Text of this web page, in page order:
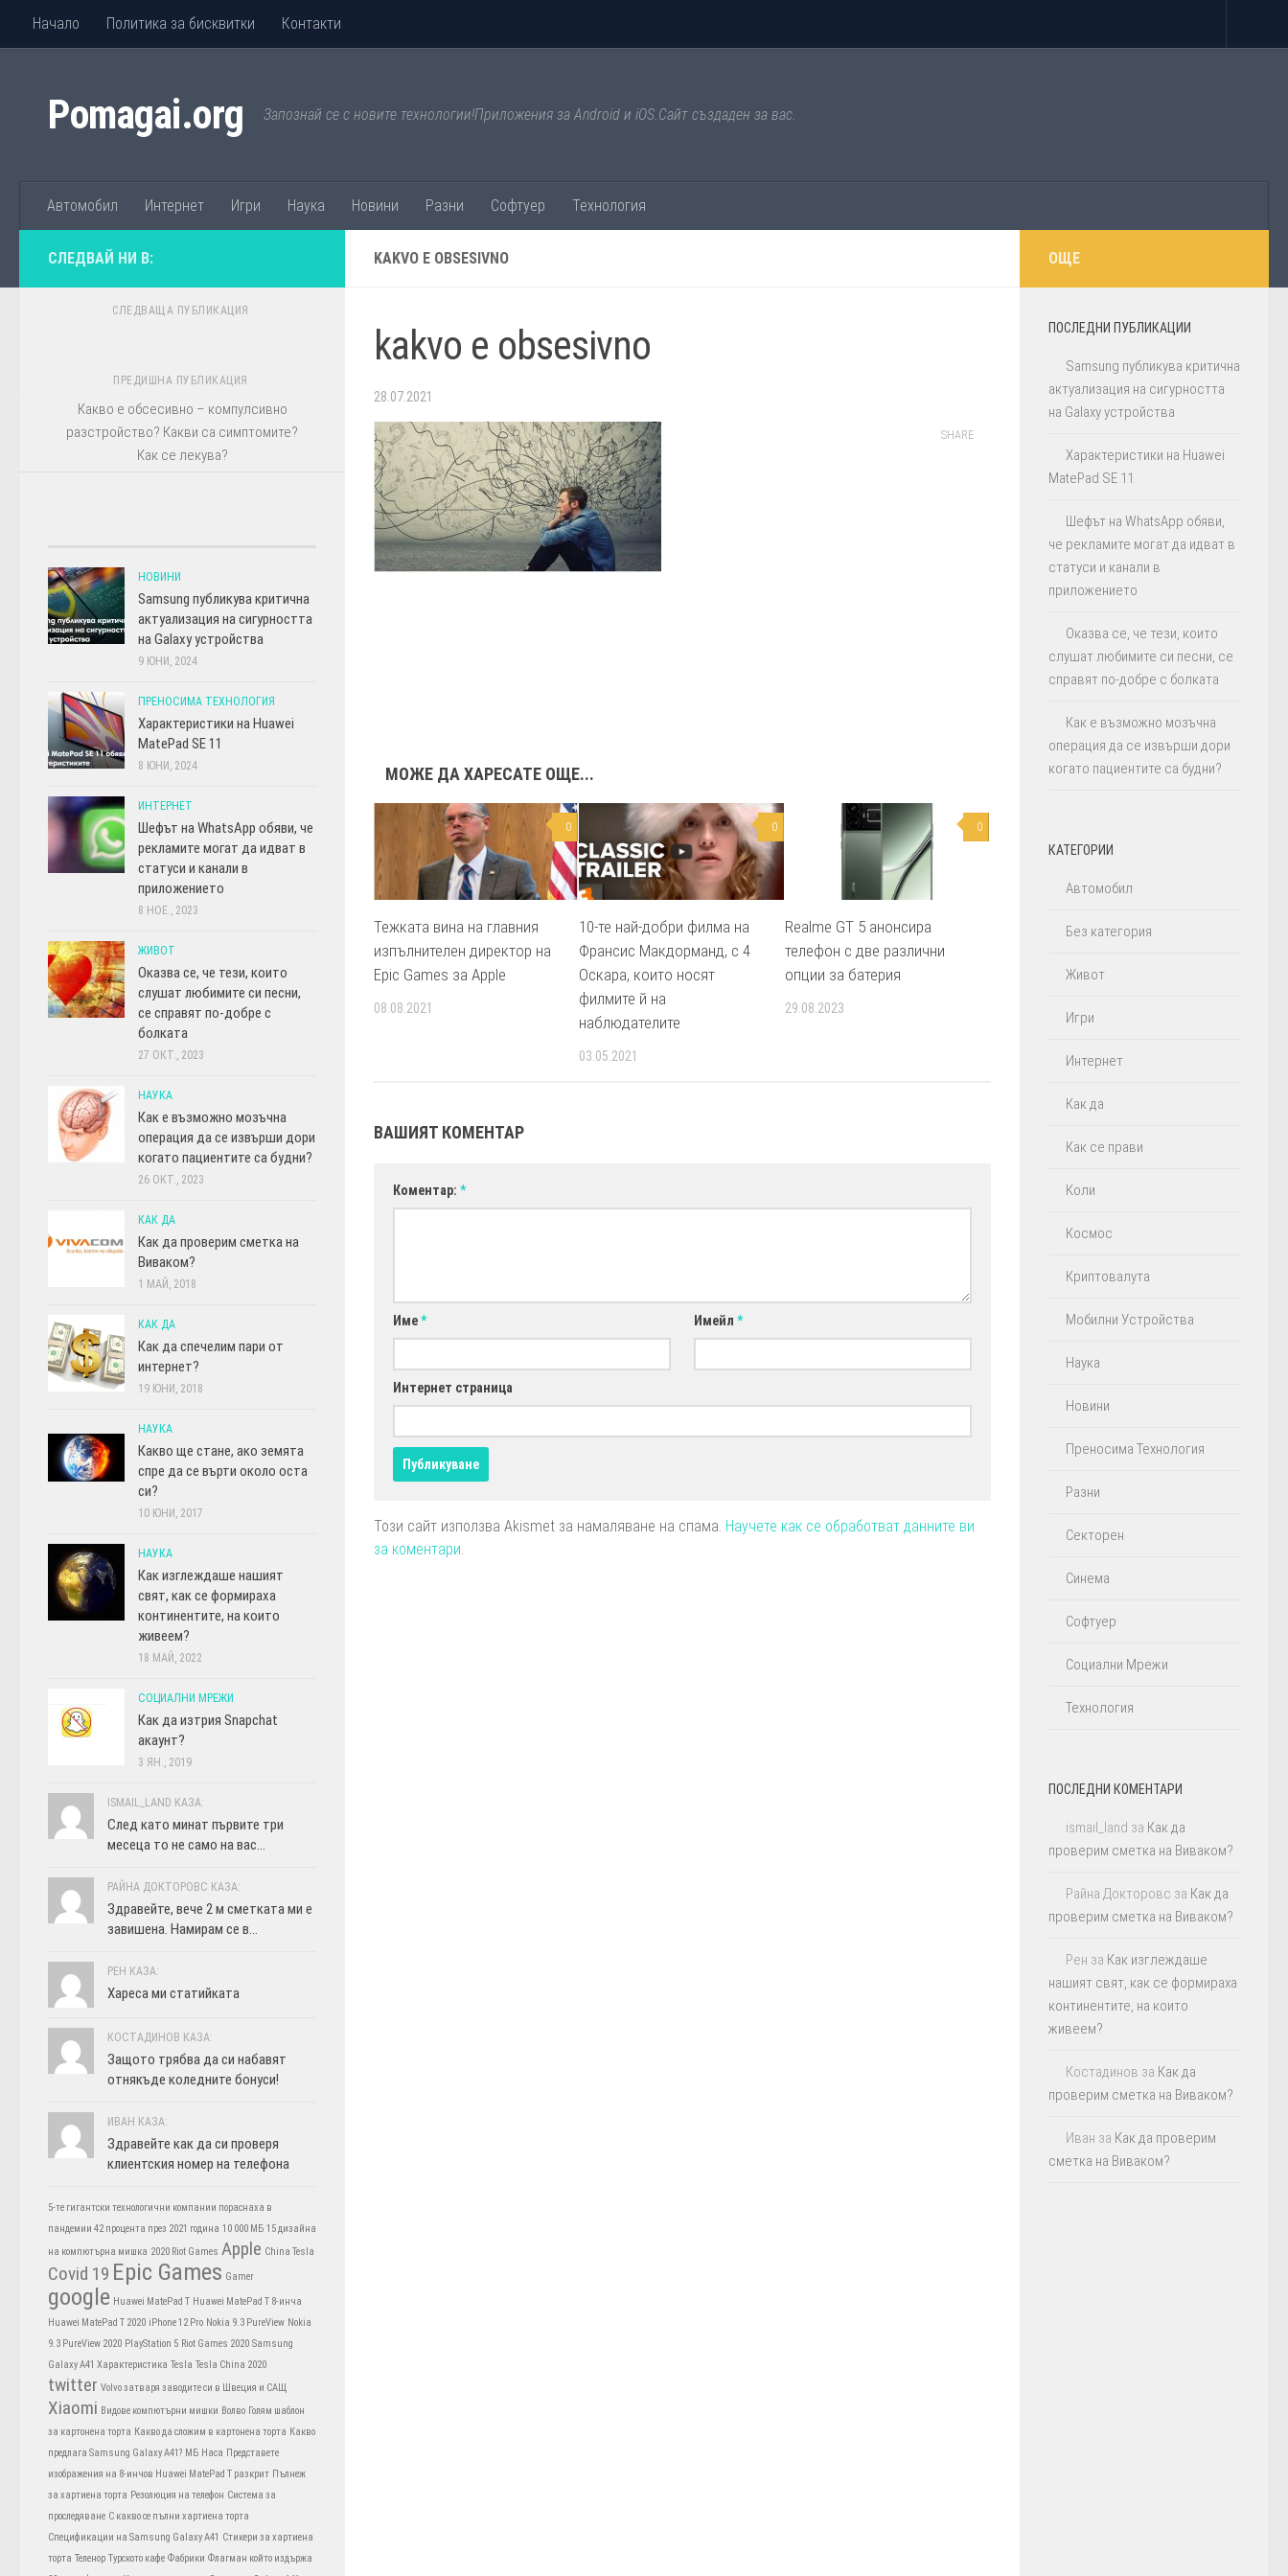
Към съдържанието
Начало Политика за бисквитки Контакти
Pomagai.org Запознай се с новите технологии!Приложения за Android и iOS.Сайт създаден за вас.
Автомобил Интернет Игри Наука Новини Разни Софтуер Технология
KAKVO E OBSESIVNO
kakvo e obsesivno
28.07.2021
SHARE
МОЖЕ ДА ХАРЕСАТЕ ОЩЕ...
0
Тежката вина на главния
изпълнителен директор на
Epic Games за Apple
08.08.2021
0
10-те най-добри филма на
Франсис Макдорманд, с 4
Оскара, които носят
филмите й на
наблюдателите
03.05.2021
0
Realme GT 5 анонсира
телефон с две различни
опции за батерия
29.08.2023
ВАШИЯТ КОМЕНТАР
Коментар: *
Име* Имейл*
Интернет страница
Този сайт използва Akismet за намаляване на спама. Научете как се обработват данните ви
за коментари
СЛЕДВАЙ НИ В:
СЛЕДВАЩА ПУБЛИКАЦИЯ
ПРЕДИШНА ПУБЛИКАЦИЯ
Какво е обсесивно – компулсивно
разстройство? Какви са симптомите?
Как се лекува?
НОВИНИ
Samsung публикува критична
актуализация на сигурността
на Galaxy устройства
9 ЮНИ, 2024
ПРЕНОСИМА ТЕХНОЛОГИЯ
Характеристики на Huawei
MatePad SE 11
8 ЮНИ, 2024
ИНТЕРНЕТ
Шефът на WhatsApp обяви, че
рекламите могат да идват в
статуси и канали в
приложението
8 НОЕ., 2023
ЖИВОТ
Оказва се, че тези, които
слушат любимите си песни,
се справят по-добре с
болката
27 ОКТ., 2023
НАУКА
Как е възможно мозъчна
операция да се извърши дори
когато пациентите са будни?
26 ОКТ., 2023
КАК ДА
Как да проверим сметка на
Виваком?
1 МАЙ, 2018
КАК ДА
Как да спечелим пари от
интернет?
19 ЮНИ, 2018
НАУКА
Какво ще стане, ако земята
спре да се върти около оста
си?
10 ЮНИ, 2017
НАУКА
Как изглеждаше нашият
свят, как се формираха
континентите, на които
живеем?
18 МАЙ, 2022
СОЦИАЛНИ МРЕЖИ
Как да изтрия Snapchat
акаунт?
3 ЯН., 2019
ISMAIL_LAND КАЗА:
След като минат първите три
месеца то не само на вас...
РАЙНА ДОКТОРОВС КАЗА:
Здравейте, вече 2 м сметката ми е
завишена. Намирам се в...
РЕН КАЗА:
Хареса ми статийката
КОСТАДИНОВ КАЗА:
Защото трябва да си набавят
отнякъде коледните бонуси!
ИВАН КАЗА:
Здравейте как да си проверя
клиентския номер на телефона
5-те гигантски технологични компании пораснаха в
пандемии 42 процента през 2021 година 10 000 МБ 15 дизайна
на компютърна мишка 2020 Riot Games Apple China Tesla
Covid 19 Epic Games Gamer
google Huawei MatePad T Huawei MatePad T 8-инча
Huawei MatePad T 2020 iPhone 12 Pro Nokia 9.3 PureView Nokia
9.3 PureView 2020 PlayStation 5 Riot Games 2020 Samsung
Galaxy A41 Характеристика Tesla Tesla China 2020
twitter Volvo затваря заводите си в Швеция и САЩ
Xiaomi Видове компютърни мишки Волво Голям шаблон
за картонена торта Какво да сложим в картонена торта Какво
предлага Samsung Galaxy A41? МБ Наса Представете
изображения на 8-инчов Huawei MatePad T разкрит Пълнеж
за хартиена торта Резолюция на телефон Система за
проследяване С какво се пълни хартиена торта
Спецификации на Samsung Galaxy A41 Стикери за хартиена
торта Теленор Турското кафе Фабрики Флагман който издържа
ОЩЕ
ПОСЛЕДНИ ПУБЛИКАЦИИ
Samsung публикува критична
актуализация на сигурността
на Galaxy устройства
Характеристики на Huawei
MatePad SE 11
Шефът на WhatsApp обяви,
че рекламите могат да идват в
статуси и канали в
приложението
Оказва се, че тези, които
слушат любимите си песни, се
справят по-добре с болката
Как е възможно мозъчна
операция да се извърши дори
когато пациентите са будни?
КАТЕГОРИИ
Автомобил
Без категория
Живот
Игри
Интернет
Как да
Как се прави
Коли
Космос
Криптовалута
Мобилни Устройства
Наука
Новини
Преносима Технология
Разни
Секторен
Синема
Софтуер
Социални Мрежи
Технология
ПОСЛЕДНИ КОМЕНТАРИ
ismail_land за Как да
проверим сметка на Виваком?
Райна Докторовс за Как да
проверим сметка на Виваком?
Рен за Как изглеждаше
нашият свят, как се формираха
континентите, на които
живеем?
Костадинов за Как да
проверим сметка на Виваком?
Иван за Как да проверим
сметка на Виваком?